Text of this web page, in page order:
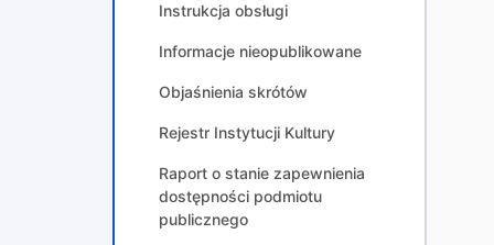
Instrukcja obsługi
Informacje nieopublikowane
Objaśnienia skrótów
Rejestr Instytucji Kultury
Raport o stanie zapewnienia
dostępności podmiotu
publicznego